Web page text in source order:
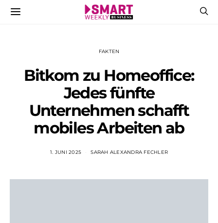
FAKTEN
Bitkom zu Homeoffice:
Jedes fünfte
Unternehmen schafft
mobiles Arbeiten ab
1. JUNI 2025 SARAH ALEXANDRA FECHLER